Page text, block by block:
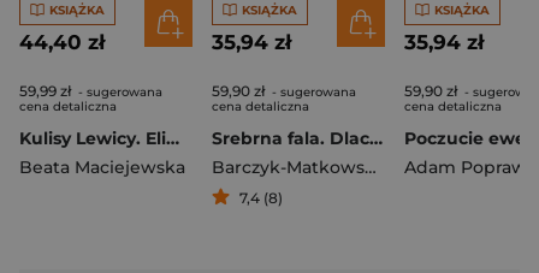
KSIĄŻKA
44,40 zł
59,99 zł - sugerowana
cena detaliczna
Kulisy Lewicy. Eliminacja. Chciwość. Strach.
Beata Maciejewska
KSIĄŻKA
35,94 zł
59,90 zł - sugerowana
cena detaliczna
Srebrna fala. Dlaczego przestałam się farbować i zaczęłam zadawać pytania
Barczyk-Matkowska Katarzyna
7,4 (8)
KSIĄŻKA
35,94 zł
59,90 zł -
cena detaliczna
Adam Poprawa